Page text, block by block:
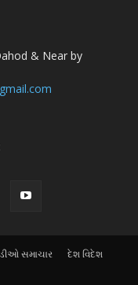
& Near by
સમાચાર
દેશ વિદેશ